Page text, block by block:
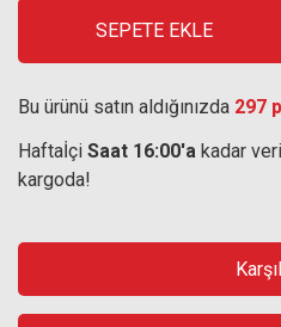
SEPETE EKLE
Bu ürünü satın aldığınızda 297
Haftaİçi Saat 16:00'a kadar
kargoda!